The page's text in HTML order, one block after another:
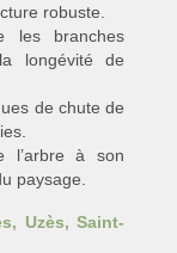
robuste.
les branches
longévité de
de chute de
l’arbre à son
paysage.
Uzès, Saint-